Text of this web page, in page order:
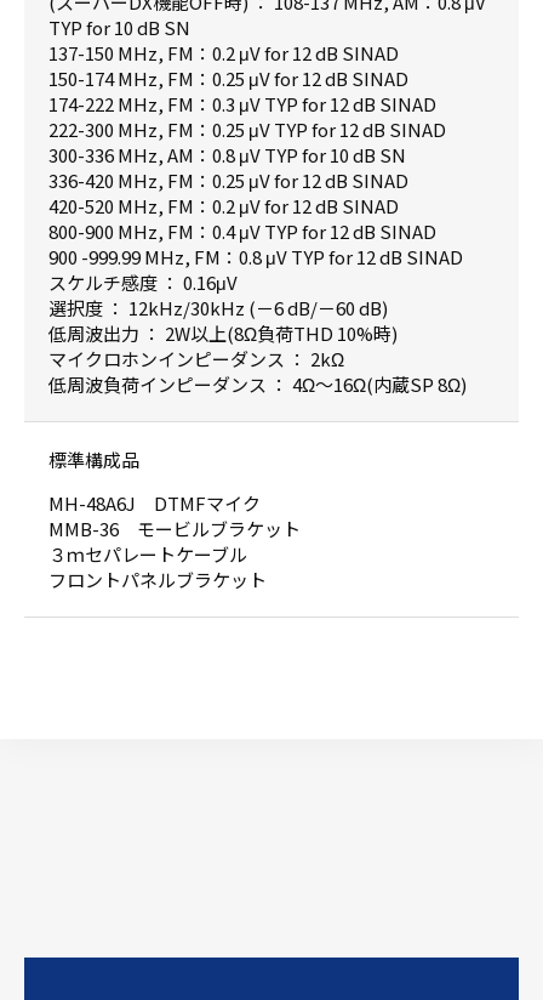
TYP for 10 dB SN
137-150 MHz, FM：0.2 μV for 12 dB SINAD
150-174 MHz, FM：0.25 μV for 12 dB SINAD
174-222 MHz, FM：0.3 μV TYP for 12 dB SINAD
222-300 MHz, FM：0.25 μV TYP for 12 dB SINAD
300-336 MHz, AM：0.8 μV TYP for 10 dB SN
336-420 MHz, FM：0.25 μV for 12 dB SINAD
420-520 MHz, FM：0.2 μV for 12 dB SINAD
800-900 MHz, FM：0.4 μV TYP for 12 dB SINAD
900 -999.99 MHz, FM：0.8 μV TYP for 12 dB SINAD
スケルチ感度 ： 0.16μV
選択度 ： 12kHz/30kHz (－6 dB/－60 dB)
低周波出力 ： 2W以上(8Ω負荷THD 10%時)
マイクロホンインピーダンス ： 2kΩ
低周波負荷インピーダンス ： 4Ω～16Ω(内蔵SP 8Ω)
標準構成品
MH-48A6J DTMFマイク
MMB-36 モービルブラケット
３ｍセパレートケーブル
フロントパネルブラケット